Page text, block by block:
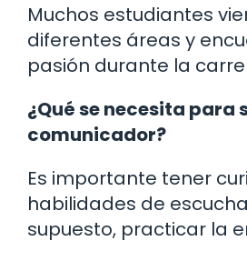
Muchos estudiantes
diferentes áreas y
pasión durante la
¿Qué se necesita para
comunicador?
Es importante tener
habilidades de
supuesto, practicar la